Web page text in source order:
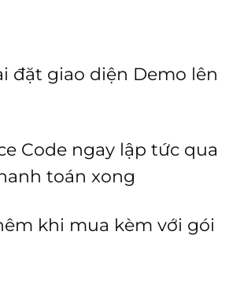
đặt giao diện Demo lên
Code ngay lập tức qua
toán xong
khi mua kèm với gói